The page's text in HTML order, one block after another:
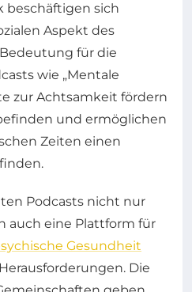
beschäftigen sich
Aspekt des
für die
wie „Mentale
zur Achtsamkeit fördern
und ermöglichen
Zeiten einen
Podcasts nicht nur
auch eine Plattform für
Gesundheit
Die